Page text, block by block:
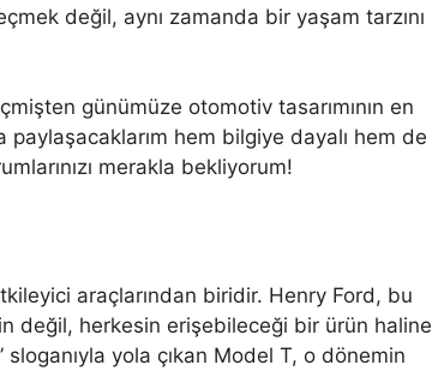
değil, aynı zamanda bir yaşam tarzını
günümüze otomotiv tasarımının en
hem bilgiye dayalı hem de
merakla bekliyorum!
araçlarından biridir. Henry Ford, bu
değil, herkesin erişebileceği bir ürün haline
yola çıkan Model T, o dönemin